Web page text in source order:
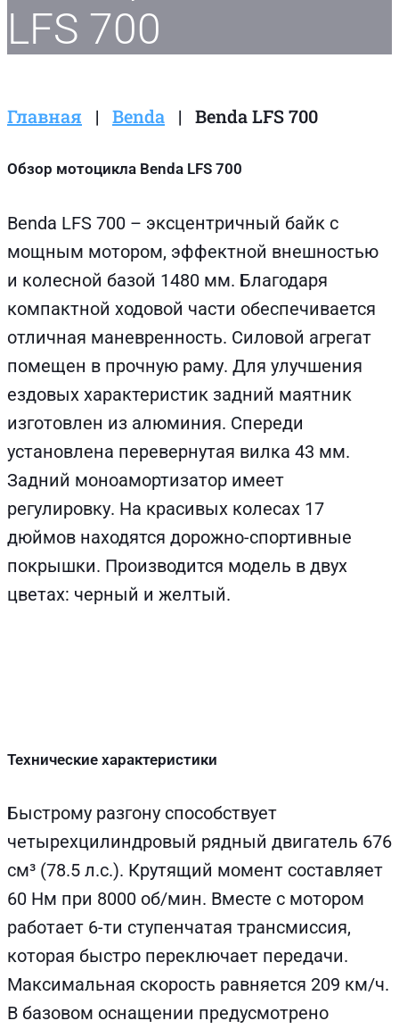
LFS 700
Главная | Benda | Benda LFS 700
Обзор мотоцикла Benda LFS 700
Benda LFS 700 – эксцентричный байк с
мощным мотором, эффектной внешностью
и колесной базой 1480 мм. Благодаря
компактной ходовой части обеспечивается
отличная маневренность. Силовой агрегат
помещен в прочную раму. Для улучшения
ездовых характеристик задний маятник
изготовлен из алюминия. Спереди
установлена перевернутая вилка 43 мм.
Задний моноамортизатор имеет
регулировку. На красивых колесах 17
дюймов находятся дорожно-спортивные
покрышки. Производится модель в двух
цветах: черный и желтый.
Технические характеристики
Быстрому разгону способствует
четырехцилиндровый рядный двигатель 676
см³ (78.5 л.с.). Крутящий момент составляет
60 Нм при 8000 об/мин. Вместе с мотором
работает 6-ти ступенчатая трансмиссия,
которая быстро переключает передачи.
Максимальная скорость равняется 209 км/ч.
В базовом оснащении предусмотрено